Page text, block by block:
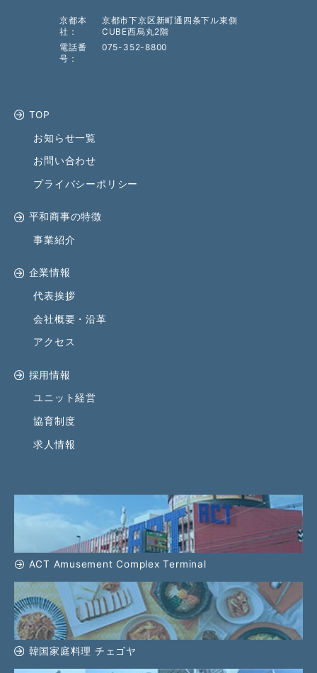
京都本
社
京都市下京区新町通四条下ル東側
CUBE西烏丸2階
電話番
号
075-352-8800
TOP
お知らせ一覧
お問い合わせ
プライバシーポリシー
平和商事の特徴
事業紹介
企業情報
代表挨拶
会社概要・沿革
アクセス
採用情報
ユニット経営
協育制度
求人情報
ACT Amusement Complex Terminal
韓国家庭料理 チェゴヤ